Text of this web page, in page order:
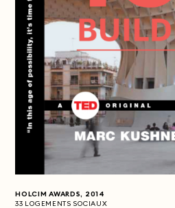
HOLCIM AWARDS, 2014
33 LOGEMENTS SOCIAUX